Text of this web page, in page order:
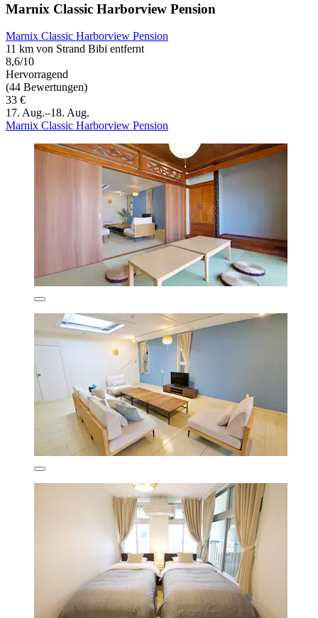
Marnix Classic Harborview Pension
Marnix Classic Harborview Pension
11 km von Strand Bibi entfernt
8,6/10
Hervorragend
(44 Bewertungen)
33 €
17. Aug.–18. Aug.
Marnix Classic Harborview Pension